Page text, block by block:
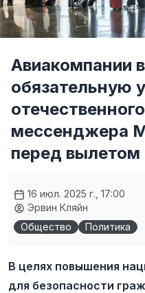
Авиакомпании
обязательную
отечественного
мессенджера
перед вылетом
16 июл. 2025 г., 17:00
Эрвин Кляйн
Общество
Политика
В целях повышения
для безопасности